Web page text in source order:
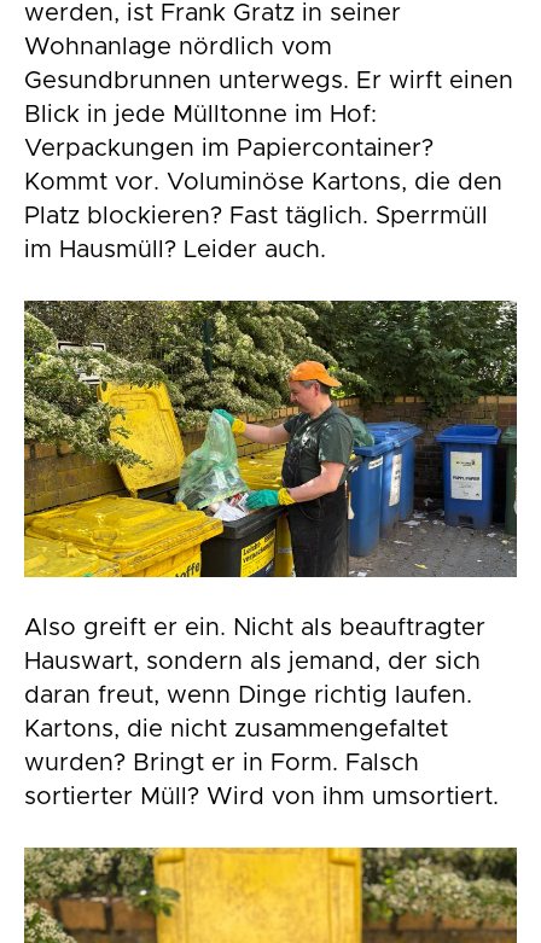
werden, ist Frank Gratz in seiner
Wohnanlage nördlich vom
Gesundbrunnen unterwegs. Er wirft einen
Blick in jede Mülltonne im Hof:
Verpackungen im Papiercontainer?
Kommt vor. Voluminöse Kartons, die den
Platz blockieren? Fast täglich. Sperrmüll
im Hausmüll? Leider auch.
Also greift er ein. Nicht als beauftragter
Hauswart, sondern als jemand, der sich
daran freut, wenn Dinge richtig laufen.
Kartons, die nicht zusammengefaltet
wurden? Bringt er in Form. Falsch
sortierter Müll? Wird von ihm umsortiert.